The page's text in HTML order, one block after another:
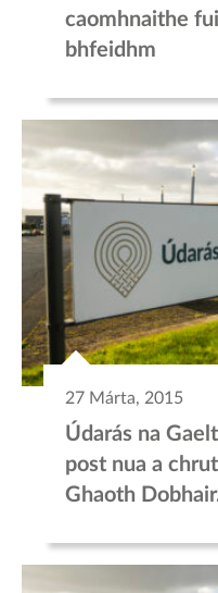
caomhnaithe
bhfeidhm
27 Márta, 2015
Údarás na
post nua a
Ghaoth